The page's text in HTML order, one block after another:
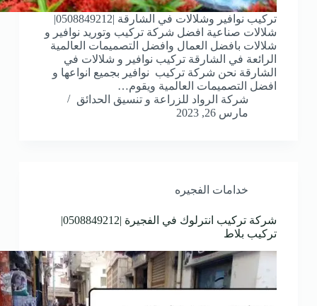
تركيب نوافير وشلالات في الشارقة |0508849212|
شلالات صناعية افضل شركة تركيب وتوريد نوافير و
شلالات بافضل العمال وافضل التصميمات العالمية
الرائعة في الشارقة تركيب نوافير و شلالات في
الشارقة نحن شركة تركيب نوافير بجميع انواعها و
افضل التصميمات العالمية ويقوم…
شركة الرواد للزراعة و تنسيق الحدائق
مارس 26, 2023
خدامات الفجيره
شركة تركيب انترلوك في الفجيرة |0508849212|
تركيب بلاط